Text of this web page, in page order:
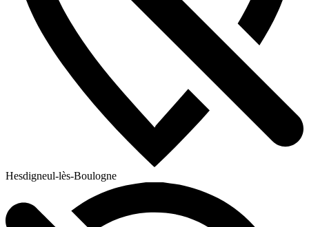
Hesdigneul-lès-Boulogne